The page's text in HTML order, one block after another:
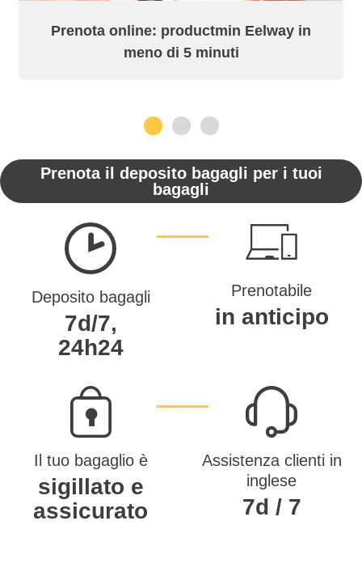
Prenota online: productmin Eelway in
meno di 5 minuti
Prenota il deposito bagagli per i tuoi
bagagli
Deposito bagagli
7d/7,
24h24
Prenotabile
in anticipo
Il tuo bagaglio è
sigillato e
assicurato
Assistenza clienti in
inglese
7d / 7